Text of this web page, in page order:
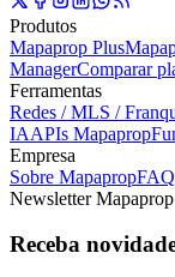
Produtos
Mapaprop Plus
ManagerComparar
Ferramentas
Redes / MLS /
IAAPIs Mapaprop
Empresa
Sobre Mapaprop
Newsletter Mapaprop
Receba